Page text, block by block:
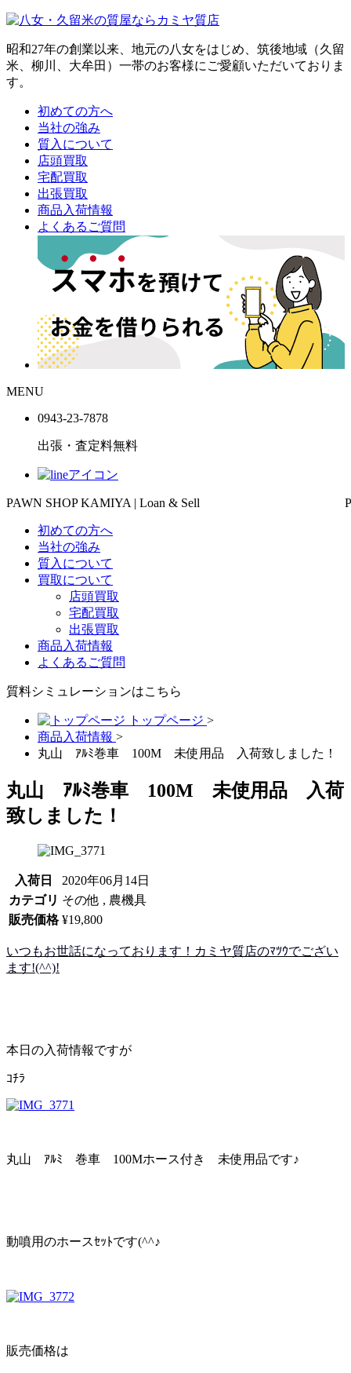
昭和27年の創業以来、地元の八女をはじめ、筑後地域（久留
米、柳川、大牟田）一帯のお客様にご愛顧いただいておりま
す。
初めての方へ
当社の強み
質入について
店頭買取
宅配買取
出張買取
商品入荷情報
よくあるご質問
MENU
0943-23-7878
出張・査定料無料
PAWN SHOP KAMIYA | Loan & Sell
初めての方へ
当社の強み
質入について
買取について
店頭買取
宅配買取
出張買取
商品入荷情報
よくあるご質問
質料シミュレーションはこちら
トップページ >
商品入荷情報 >
丸山 ｱﾙﾐ巻車 100M 未使用品 入荷致しました！
丸山 ｱﾙﾐ巻車 100M 未使用品 入荷
致しました！
入荷日
2020年06月14日
カテゴリ その他 , 農機具
販売価格 ¥19,800
いつもお世話になっております！カミヤ質店のﾏﾂｳでござい
ます!(^^)!
本日の入荷情報ですが
ｺﾁﾗ
丸山 ｱﾙﾐ 巻車 100Mホース付き 未使用品です♪
動噴用のホースｾｯﾄです(^^♪
販売価格は